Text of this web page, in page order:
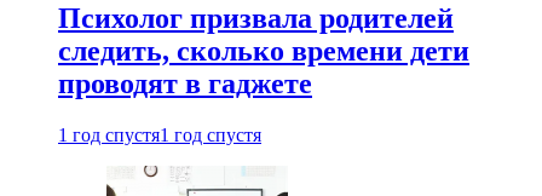
Психолог призвала родителей
следить, сколько времени дети
проводят в гаджете
1 год спустя1 год спустя